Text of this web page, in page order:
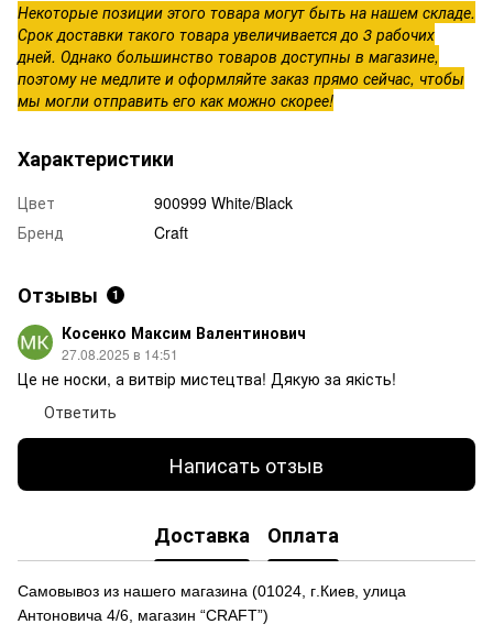
Некоторые позиции этого товара могут быть на нашем складе.
Срок доставки такого товара увеличивается до 3 рабочих
дней. Однако большинство товаров доступны в магазине,
поэтому не медлите и оформляйте заказ прямо сейчас, чтобы
мы могли отправить его как можно скорее!
Характеристики
Цвет
900999 White/Black
Бренд
Craft
Отзывы 1
Косенко Максим Валентинович
27.08.2025 в 14:51
Це не носки, а витвір мистецтва! Дякую за якість!
Ответить
Написать отзыв
Доставка Оплата
Самовывоз из нашего магазина (01024, г.Киев, улица
Антоновича 4/6, магазин “CRAFT”)